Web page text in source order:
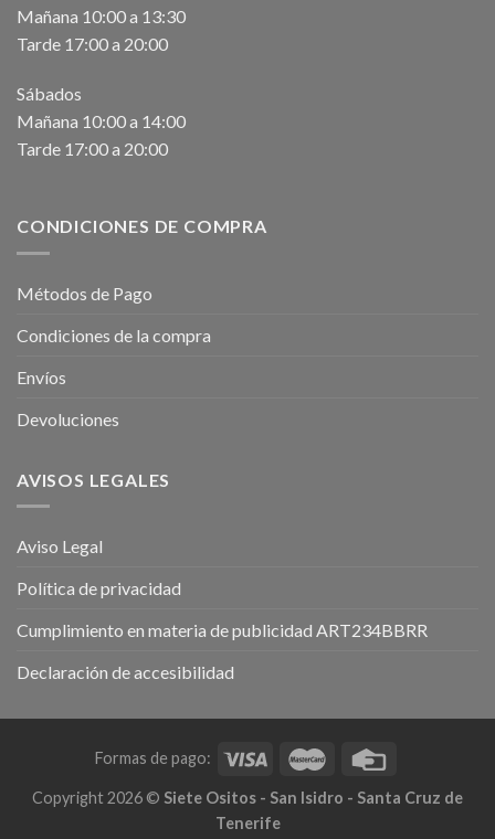
Mañana 10:00 a 13:30
Tarde 17:00 a 20:00
Sábados
Mañana 10:00 a 14:00
Tarde 17:00 a 20:00
CONDICIONES DE COMPRA
Métodos de Pago
Condiciones de la compra
Envíos
Devoluciones
AVISOS LEGALES
Aviso Legal
Política de privacidad
Cumplimiento en materia de publicidad ART234BBRR
Declaración de accesibilidad
Formas de pago:
Copyright 2026 © Siete Ositos - San Isidro - Santa Cruz de
Tenerife